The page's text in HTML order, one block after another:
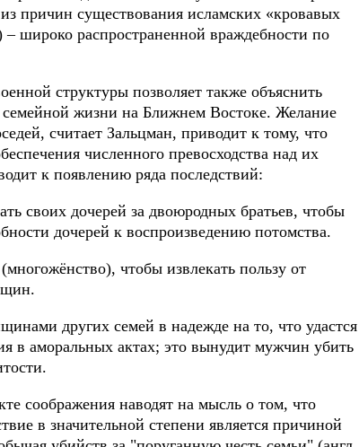
причин существования исламских «кровавых
– широко распространенной враждебности по
структуры позволяет также объяснить
жизни на Ближнем Востоке. Желание
считает Зальцман, приводит к тому, что
численного превосходства над их
к появлению ряда последствий:
своих дочерей за двоюродных братьев, чтобы
дочерей к воспроизведению потомства.
чтобы извлекать пользу от
других семей в надежде на то, что удастся
в аморальных актах; это вынудит мужчин убить
соображения наводят на мысль о том, что
в значительной степени является причиной